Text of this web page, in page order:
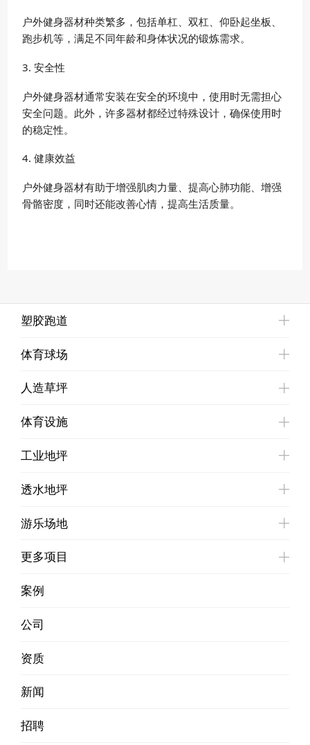
户外健身器材种类繁多，包括单杠、双杠、仰卧起坐板、
跑步机等，满足不同年龄和身体状况的锻炼需求。
3. 安全性
户外健身器材通常安装在安全的环境中，使用时无需担心
安全问题。此外，许多器材都经过特殊设计，确保使用时
的稳定性。
4. 健康效益
户外健身器材有助于增强肌肉力量、提高心肺功能、增强
骨骼密度，同时还能改善心情，提高生活质量。
塑胶跑道
体育球场
人造草坪
体育设施
工业地坪
透水地坪
游乐场地
更多项目
案例
公司
资质
新闻
招聘